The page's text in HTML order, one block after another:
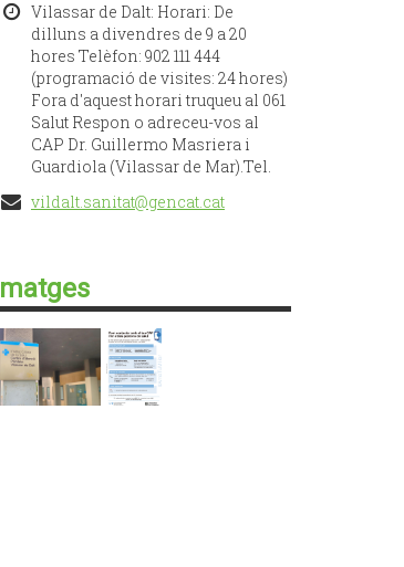
Vilassar de Dalt: Horari: De
dilluns a divendres de 9 a 20
hores Telèfon: 902 111 444
(programació de visites: 24 hores)
Fora d'aquest horari truqueu al 061
Salut Respon o adreceu-vos al
CAP Dr. Guillermo Masriera i
Guardiola (Vilassar de Mar).Tel.
vildalt.sanitat@gencat.cat
Imatges